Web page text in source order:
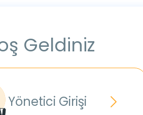
Geldiniz
Yönetici Girişi